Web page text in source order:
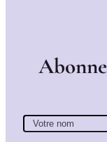
Abonne